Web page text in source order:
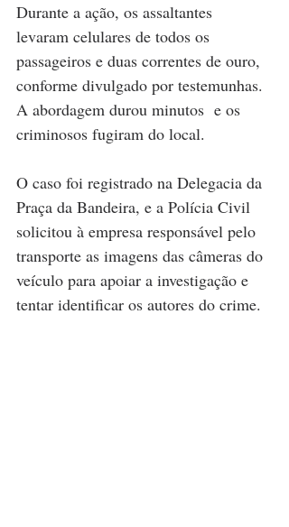
Durante a ação, os assaltantes
levaram celulares de todos os
passageiros e duas correntes de ouro,
conforme divulgado por testemunhas.
A abordagem durou minutos  e os
criminosos fugiram do local.
O caso foi registrado na Delegacia da
Praça da Bandeira, e a Polícia Civil
solicitou à empresa responsável pelo
transporte as imagens das câmeras do
veículo para apoiar a investigação e
tentar identificar os autores do crime.